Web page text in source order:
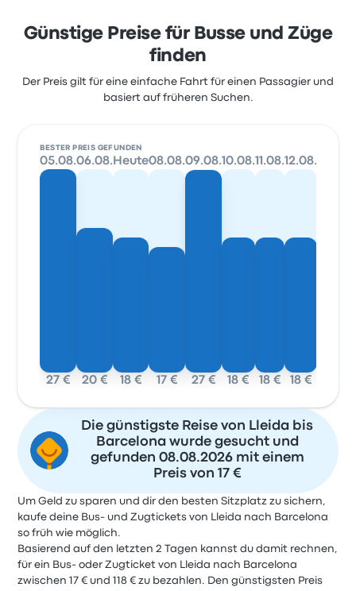
Günstige Preise für Busse und Züge
finden
Der Preis gilt für eine einfache Fahrt für einen Passagier und
basiert auf früheren Suchen.
BESTER PREIS GEFUNDEN
05.08.
27 €
06.08.
20 €
Heute
18 €
08.08.
17 €
09.08.
27 €
10.08.
18 €
11.08.
18 €
12.08.
18 €
Die günstigste Reise von Lleida bis
Barcelona wurde gesucht und
gefunden 08.08.2026 mit einem
Preis von 17 €
Um Geld zu sparen und dir den besten Sitzplatz zu sichern,
kaufe deine Bus- und Zugtickets von Lleida nach Barcelona
so früh wie möglich.
Basierend auf den letzten 2 Tagen kannst du damit rechnen,
für ein Bus- oder Zugticket von Lleida nach Barcelona
zwischen 17 € und 118 € zu bezahlen. Den günstigsten Preis